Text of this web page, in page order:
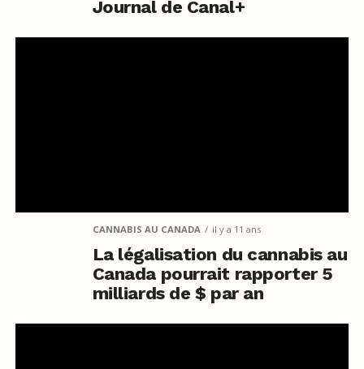
Journal de Canal+
CANNABIS AU CANADA il y a 11 ans
La légalisation du cannabis au
Canada pourrait rapporter 5
milliards de $ par an